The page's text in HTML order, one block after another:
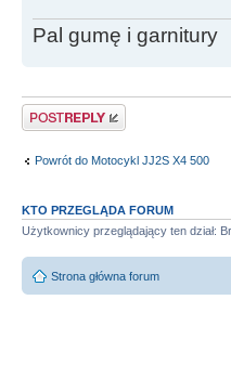
Pal gumę i garnitury
Odpowiedz
Powrót do Motocykl JJ2S X4 500
KTO PRZEGLĄDA FORUM
Użytkownicy przeglądający ten dział:
Strona główna forum